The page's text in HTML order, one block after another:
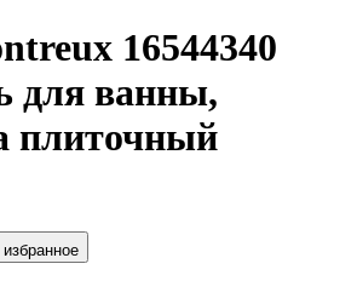
16544340
для ванны,
плиточный
избранное